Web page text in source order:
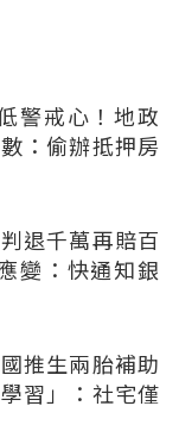
警戒心！地政
：偷辦抵押房
退千萬再賠百
變：快通知銀
推生兩胎補助
習」：社宅僅